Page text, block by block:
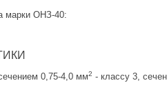
марки ОНЗ-40:
0,75-4,0 мм2 - классу 3,